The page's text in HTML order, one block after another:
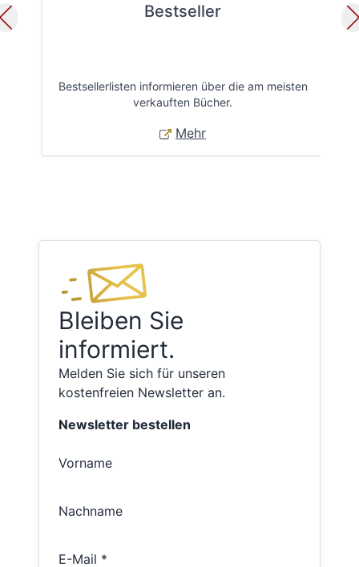
Bestseller
Bestsellerlisten informieren über die am meisten
verkauften Bücher.
Mehr
Bleiben Sie
informiert.
Melden Sie sich für unseren
kostenfreien Newsletter an.